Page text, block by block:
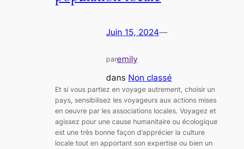
Juin 15, 2024—
paremily
dans Non classé
Et si vous partiez en voyage autrement, choisir un
pays, sensibilisez les voyageurs aux actions mises
en oeuvre par les associations locales. Voyagez et
agissez pour une cause humanitaire ou écologique
est une très bonne façon d’apprécier la culture
locale tout en apportant son expertise ou bien un